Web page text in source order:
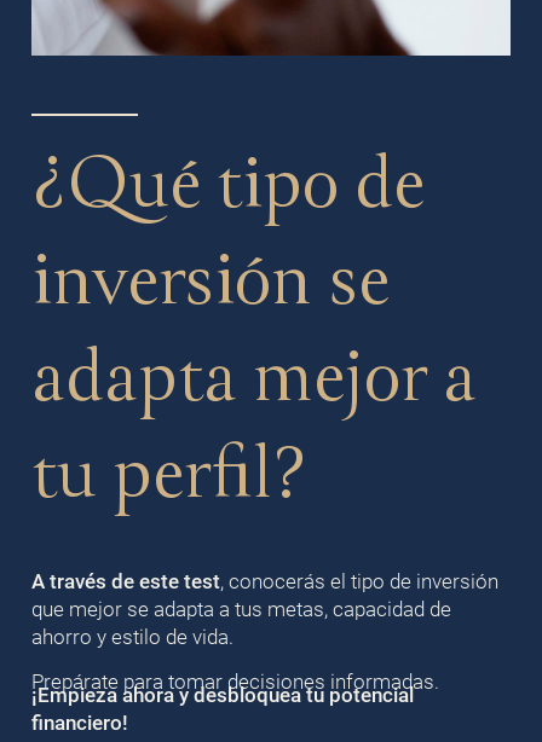
¿Qué tipo de
inversión se
adapta mejor a
tu perfil?
A través de este test, conocerás el tipo de inversión
que mejor se adapta a tus metas, capacidad de
ahorro y estilo de vida.
Prepárate para tomar decisiones informadas.
¡Empieza ahora y desbloquea tu potencial
financiero!